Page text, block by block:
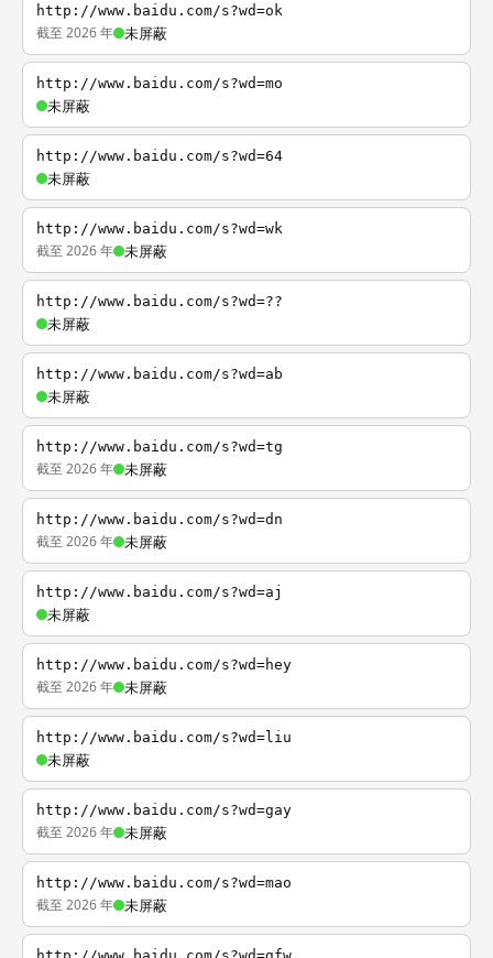
http://www.baidu.com/s?wd=ok
截至 2026 年 未屏蔽
http://www.baidu.com/s?wd=mo
未屏蔽
http://www.baidu.com/s?wd=64
未屏蔽
http://www.baidu.com/s?wd=wk
截至 2026 年 未屏蔽
http://www.baidu.com/s?wd=??
未屏蔽
http://www.baidu.com/s?wd=ab
未屏蔽
http://www.baidu.com/s?wd=tg
截至 2026 年 未屏蔽
http://www.baidu.com/s?wd=dn
截至 2026 年 未屏蔽
http://www.baidu.com/s?wd=aj
未屏蔽
http://www.baidu.com/s?wd=hey
截至 2026 年 未屏蔽
http://www.baidu.com/s?wd=liu
未屏蔽
http://www.baidu.com/s?wd=gay
截至 2026 年 未屏蔽
http://www.baidu.com/s?wd=mao
截至 2026 年 未屏蔽